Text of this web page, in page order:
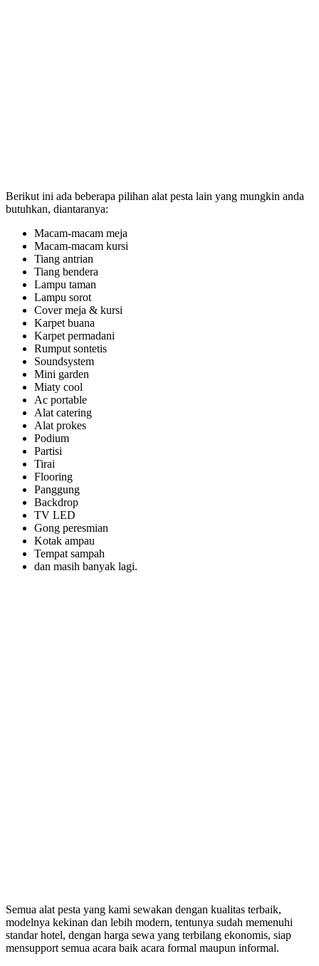
Berikut ini ada beberapa pilihan alat pesta lain yang mungkin anda
butuhkan, diantaranya:
Macam-macam meja
Macam-macam kursi
Tiang antrian
Tiang bendera
Lampu taman
Lampu sorot
Cover meja & kursi
Karpet buana
Karpet permadani
Rumput sontetis
Soundsystem
Mini garden
Miaty cool
Ac portable
Alat catering
Alat prokes
Podium
Partisi
Tirai
Flooring
Panggung
Backdrop
TV LED
Gong peresmian
Kotak ampau
Tempat sampah
dan masih banyak lagi.
Semua alat pesta yang kami sewakan dengan kualitas terbaik,
modelnya kekinan dan lebih modern, tentunya sudah memenuhi
standar hotel, dengan harga sewa yang terbilang ekonomis, siap
mensupport semua acara baik acara formal maupun informal.